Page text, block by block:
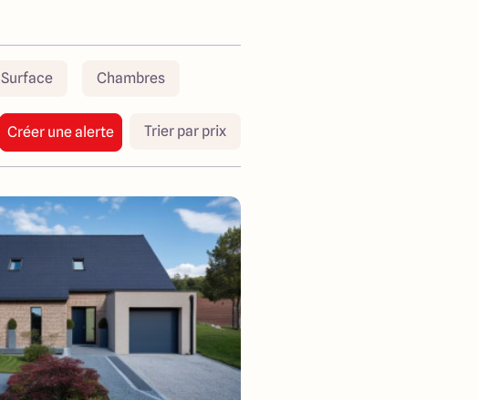
Surface Chambres
Créer une alerte Trier par prix